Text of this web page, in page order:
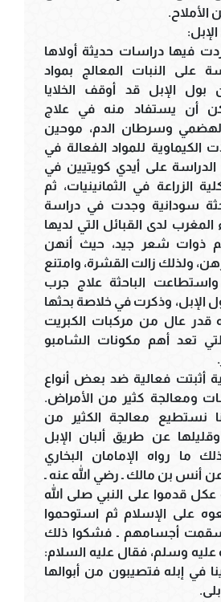
الأملاح.
فيها دراسات حديثة أولاها
على النبات المعالج بمواد
الإبل قد أوقف الخلايا
أن يستفاد منه في علاج
وسرطان الدم، موحين
الكيماوية للمواد الفعالة في
الدراسة على أيدي كويتيين في
الزراعة في الثمانينيات، ثم
سودانية وجدت في دراسة
المغرب لدى القبائل التي لديها
ذوات شعر جيد، حيث أنهن
ولذلك زالت القشرة، وامتنع
الباحثة علاج جرب
الإبل، وذكرت في خلاصة بحثها
قدر عال من مركبات الكبريت
تعد أهم مكونات الشامبو
أثبتت فعالية ضد بعض أنواع
ومعالجة كثير من الأمراض.
نستطيع معالجة الكثير من
عن طريق ألبان الإبل
ذلك ما رواه الإمامان البخاري
أنس بن مالك ـ رضي الله عنه ـ
عكل قدموا على النبي صلى الله
على الإسلام ثم استوحموا
أجسامهم ـ فشكوا ذلك
عليه وسلم، فقال عليه السلام:
في إبله فتصيبون من أبوالها